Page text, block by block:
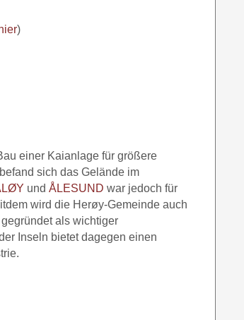
hier)
einer Kaianlage für größere
sich das Gelände im
und ÅLESUND war jedoch für
wird die Herøy-Gemeinde auch
als wichtiger
Inseln bietet dagegen einen